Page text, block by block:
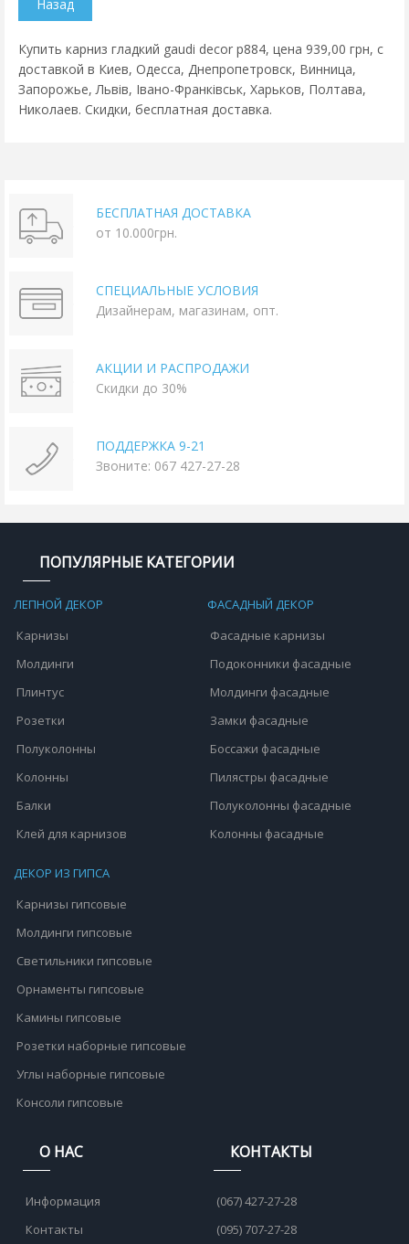
Купить карниз гладкий gaudi decor p884, цена 939,00 грн, с
доставкой в Киев, Одесса, Днепропетровск, Винница,
Запорожье, Львів, Івано-Франківськ, Харьков, Полтава,
Николаев. Скидки, бесплатная доставка.
БЕСПЛАТНАЯ ДОСТАВКА
от 10.000грн.
СПЕЦИАЛЬНЫЕ УСЛОВИЯ
Дизайнерам, магазинам, опт.
АКЦИИ И РАСПРОДАЖИ
Скидки до 30%
ПОДДЕРЖКА 9-21
Звоните: 067 427-27-28
ПОПУЛЯРНЫЕ КАТЕГОРИИ
ЛЕПНОЙ ДЕКОР
Карнизы
Молдинги
Плинтус
Розетки
Полуколонны
Колонны
Балки
Клей для карнизов
ФАСАДНЫЙ ДЕКОР
Фасадные карнизы
Подоконники фасадные
Молдинги фасадные
Замки фасадные
Боссажи фасадные
Пилястры фасадные
Полуколонны фасадные
Колонны фасадные
ДЕКОР ИЗ ГИПСА
Карнизы гипсовые
Молдинги гипсовые
Светильники гипсовые
Орнаменты гипсовые
Камины гипсовые
Розетки наборные гипсовые
Углы наборные гипсовые
Консоли гипсовые
О НАС
Информация
Контакты
КОНТАКТЫ
(067) 427-27-28
(095) 707-27-28